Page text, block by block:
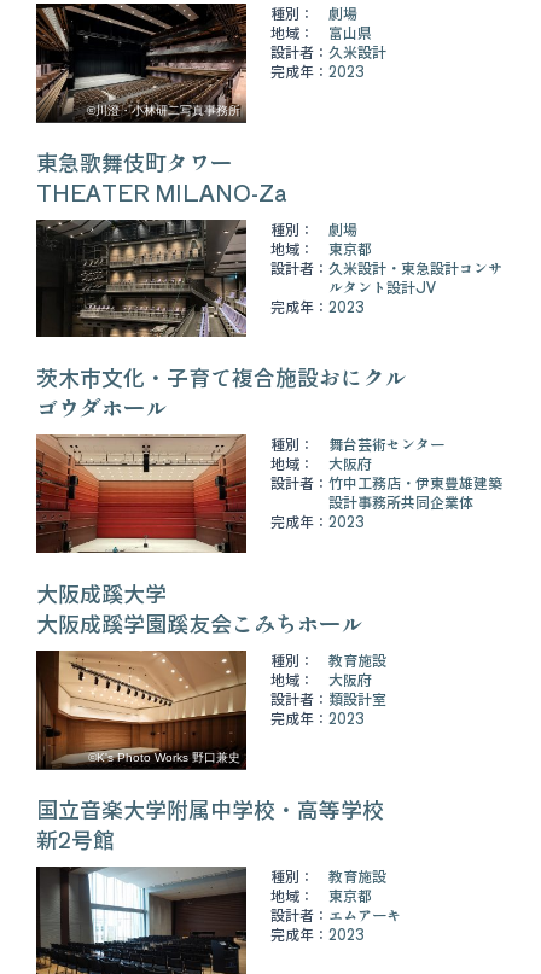
©川澄・小林研二写真事務所
種別：
劇場
地域：
富山県
設計者： 久米設計
完成年： 2023
東急歌舞伎町タワー
THEATER MILANO-Za
種別：
劇場
地域：
東京都
設計者： 久米設計・東急設計コンサ
ルタント設計JV
完成年： 2023
茨木市文化・子育て複合施設おにクル
ゴウダホール
種別：
舞台芸術センター
地域：
大阪府
設計者： 竹中工務店・伊東豊雄建築
設計事務所共同企業体
完成年： 2023
©K's Photo Works 野口兼史
大阪成蹊大学
大阪成蹊学園蹊友会こみちホール
種別：
教育施設
地域：
大阪府
設計者： 類設計室
完成年： 2023
国立音楽大学附属中学校・高等学校
新2号館
種別：
教育施設
地域：
東京都
設計者： エムアーキ
完成年： 2023